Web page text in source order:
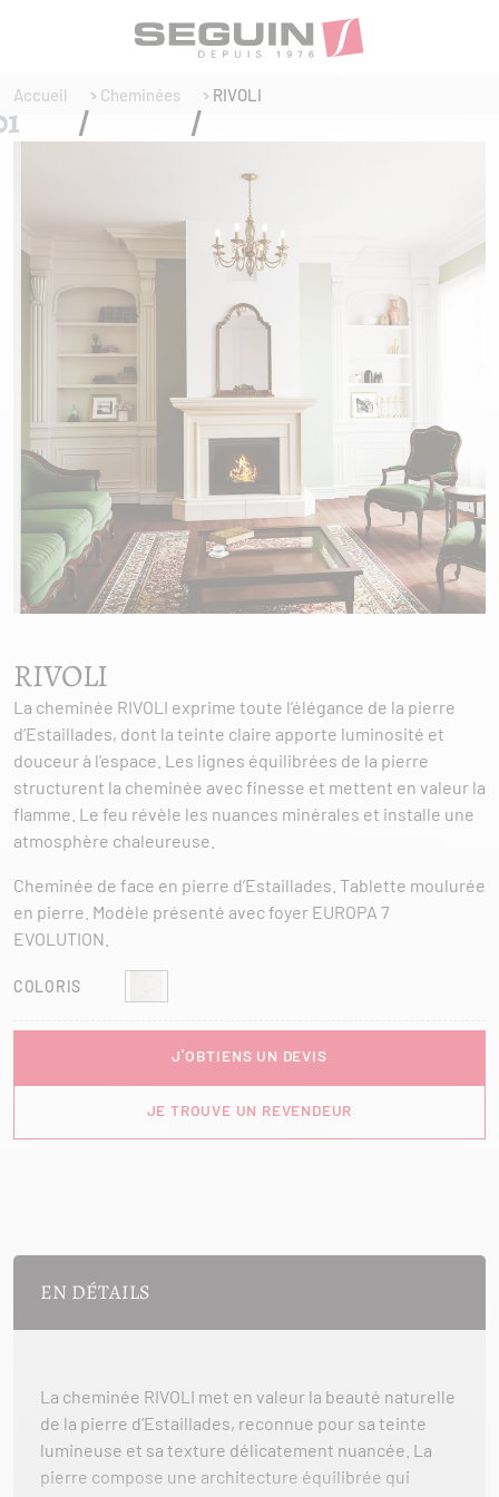
Accueil Cheminées RIVOLI
RIVOLI
La cheminée RIVOLI exprime toute l’élégance de la pierre
d’Estaillades, dont la teinte claire apporte luminosité et
douceur à l’espace. Les lignes équilibrées de la pierre
structurent la cheminée avec finesse et mettent en valeur la
flamme. Le feu révèle les nuances minérales et installe une
atmosphère chaleureuse.
Cheminée de face en pierre d’Estaillades. Tablette moulurée
en pierre. Modèle présenté avec foyer EUROPA 7
EVOLUTION.
COLORIS
J'OBTIENS UN DEVIS
JE TROUVE UN REVENDEUR
EN DÉTAILS
La cheminée RIVOLI met en valeur la beauté naturelle
de la pierre d’Estaillades, reconnue pour sa teinte
lumineuse et sa texture délicatement nuancée. La
pierre compose une architecture équilibrée qui